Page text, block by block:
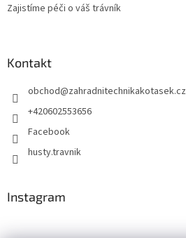
Zajistíme péči o váš trávník
Kontakt
obchod@zahradnitechnikakotasek.cz
+420602553656
Facebook
husty.travnik
Instagram